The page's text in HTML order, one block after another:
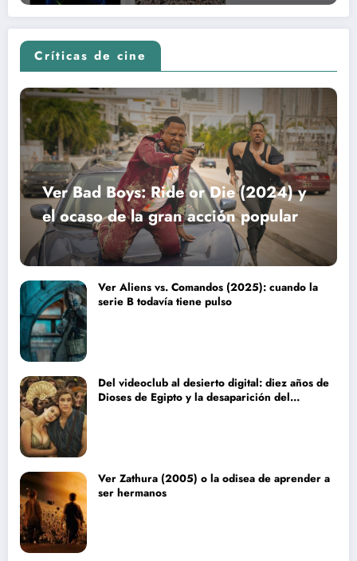
Críticas de cine
Ver Bad Boys: Ride or Die (2024) y
el ocaso de la gran acción popular
Ver Aliens vs. Comandos (2025): cuando la
serie B todavía tiene pulso
Del videoclub al desierto digital: diez años de
Dioses de Egipto y la desaparición del
Ver Zathura (2005) o la odisea de aprender a
ser hermanos